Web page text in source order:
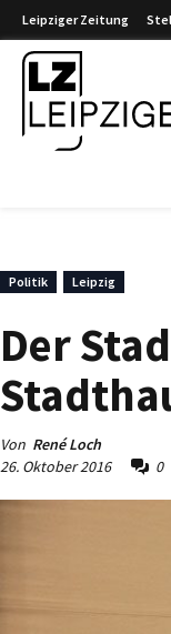
Leipziger Zeitung
Politik Leipzig
Der
Von René Loch
26. Oktober 2016
0